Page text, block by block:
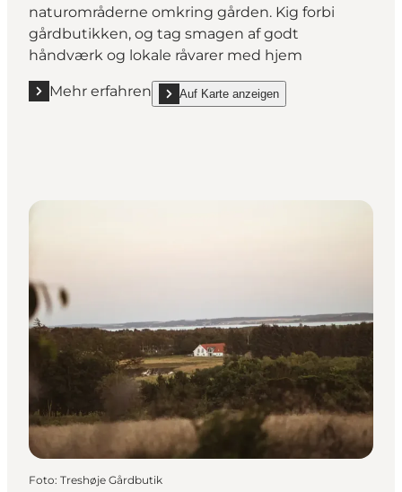
naturområderne omkring gården. Kig forbi
gårdbutikken, og tag smagen af godt
håndværk og lokale råvarer med hjem
Mehr erfahren
Mehr erfahren "Lophave"Auf Karte anzeigen
show Lophave on_map
Foto: Treshøje Gårdbutik